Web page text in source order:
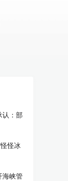
认：部
怪冰
海峡管